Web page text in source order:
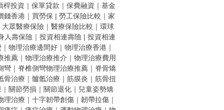
桿投資 ｜ 保單貸款 ｜ 保費融資 ｜ 基金
錢香港 ｜ 買勞保 | 勞工保險比較 ｜ 家
大眾醫療保險 ｜ 醫療保險比較 ｜ 環球
人壽保險 ｜ 投資相連壽險 | 投資相連
｜ 物理治療邊間好 ｜ 物理治療香港 ｜
推薦 ｜ 物理治療推介 ｜ 物理治療費用
彎 ｜ 脊椎側彎物理治療推薦 ｜ 脊骨矯
骨治療 ｜ 髗骶治療 ｜ 筋膜炎 ｜ 筋骨扭
｜ 關節勞損 ｜ 關節退化 ｜ 兒童姿勢矯
理治療 ｜ 十字韌帶創傷 ｜ 韌帶拉傷 ｜